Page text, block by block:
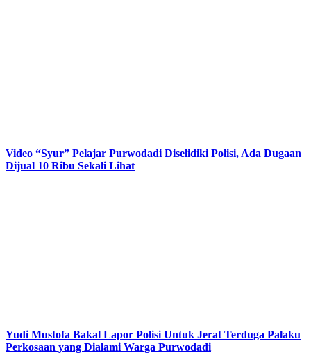
Video “Syur” Pelajar Purwodadi Diselidiki Polisi, Ada Dugaan
Dijual 10 Ribu Sekali Lihat
Yudi Mustofa Bakal Lapor Polisi Untuk Jerat Terduga Palaku
Perkosaan yang Dialami Warga Purwodadi